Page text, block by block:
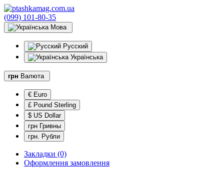
(099) 101-80-35
Мова
Русский
Українська
грн Валюта
€ Euro
£ Pound Sterling
$ US Dollar
грн Гривны
грн. Рубли
Закладки (0)
Оформлення замовлення